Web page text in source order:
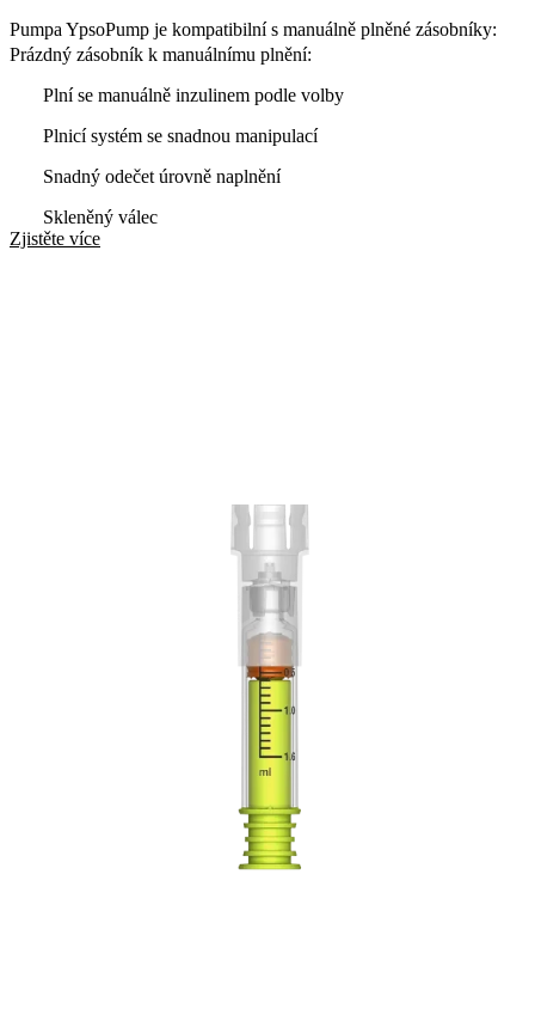
Pumpa YpsoPump je kompatibilní s manuálně plněné zásobníky:
Prázdný zásobník k manuálnímu plnění:
Plní se manuálně inzulinem podle volby
Plnicí systém se snadnou manipulací
Snadný odečet úrovně naplnění
Skleněný válec
Zjistěte více